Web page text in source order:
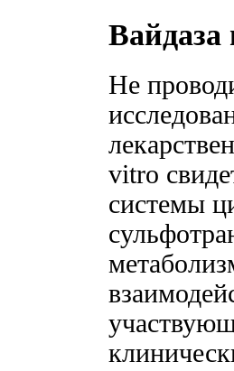
Вайдаза
Не
vitro
системы